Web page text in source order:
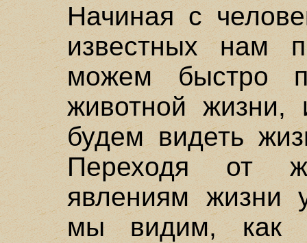
Начиная с
известных нам
можем быстро
животной
будем видеть
Переходя от
явлениям жизни
мы видим, как